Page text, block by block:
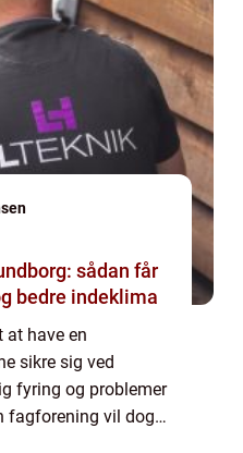
sådan får
bedre indeklima
have en
sikre sig ved
fyring og problemer
fagforening vil dog